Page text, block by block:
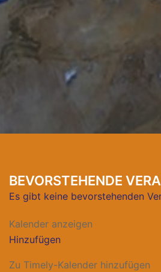
BEVORSTEHENDE
Es gibt keine bevorstehenden
Kalender anzeigen
Hinzufügen
Zu Timely-Kalender hinzufügen